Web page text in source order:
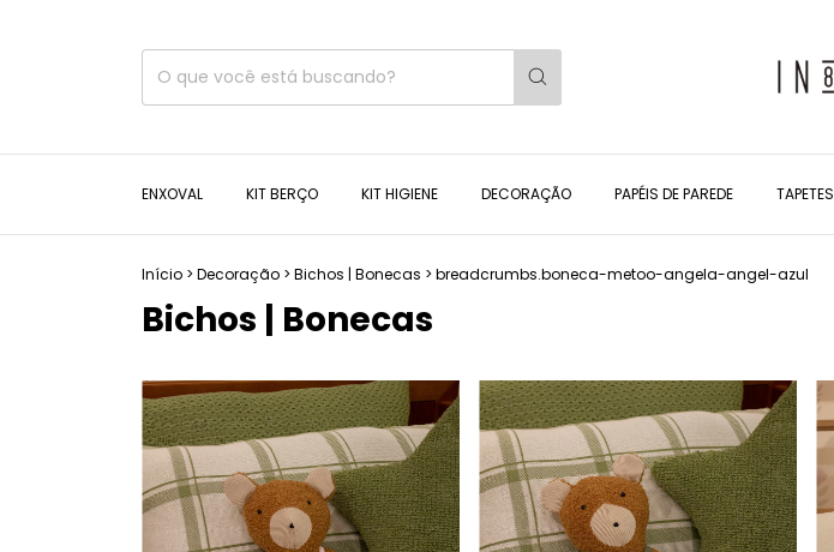
ENXOVAL KIT BERÇO KIT HIGIENE DECORAÇÃO PAPÉIS DE PAREDE TAPETES
Início > Decoração > Bichos | Bonecas > breadcrumbs.boneca-metoo-angela-angel-azul
Bichos | Bonecas